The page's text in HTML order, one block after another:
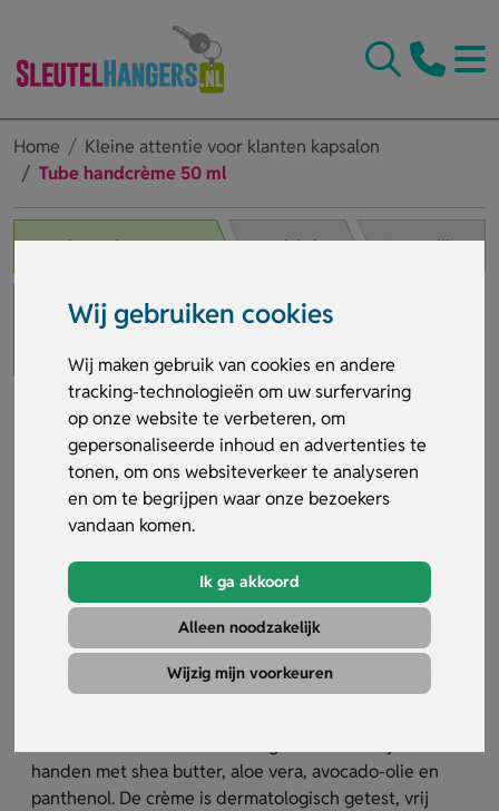
Wij gebruiken cookies
Wij maken gebruik van cookies en andere
tracking-technologieën om uw surfervaring
op onze website te verbeteren, om
gepersonaliseerde inhoud en advertenties te
tonen, om ons websiteverkeer te analyseren
en om te begrijpen waar onze bezoekers
vandaan komen.
Ik ga akkoord
Alleen noodzakelijk
Wijzig mijn voorkeuren
Home
Kleine attentie voor klanten kapsalon
Tube handcrème 50 ml
1. Product selecteren 2. Winkelwagen 3. Bestelling afronden
Tube handcrème 50 ml
Artikelnummer:33423
handen met shea butter, aloe vera, avocado-olie en
panthenol. De crème is dermatologisch getest, vrij